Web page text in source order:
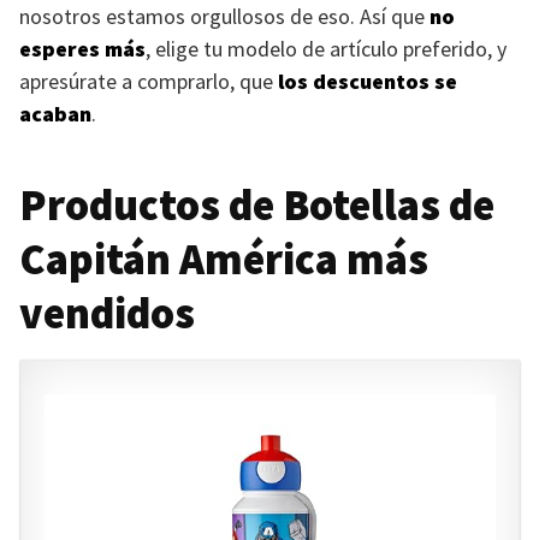
nosotros estamos orgullosos de eso. Así que no
esperes más, elige tu modelo de artículo preferido, y
apresúrate a comprarlo, que los descuentos se
acaban.
Productos de Botellas de
Capitán América más
vendidos